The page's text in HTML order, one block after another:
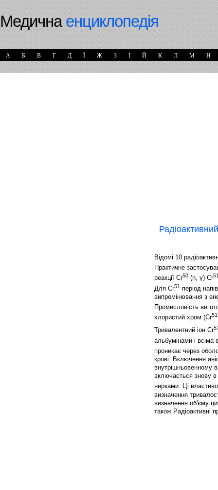
Медичнаенциклопедія
А Б В Г Д Ї Ж З І Й К Л М Н
Відомі 10
Практичне
реакції Cr50 (n, ү) Cr
Для Cr51 період
випромінювання з
Промисловість
хлористий хром (Cr51
Тривалентний іон Cr
альбумінами і всіма
проникає через
крові. Включення
внутрішньовенному
включається знову в
нирками. Ці
визначення
визначення об'єму
також Радіоактивні